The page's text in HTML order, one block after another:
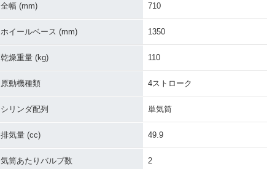
全幅 (mm) 710
ホイールベース (mm) 1350
乾燥重量 (kg) 110
原動機種類 4ストローク
シリンダ配列 単気筒
排気量 (cc) 49.9
気筒あたりバルブ数 2